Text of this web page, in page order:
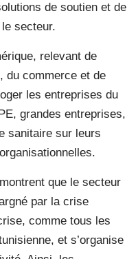
de soutien et de
secteur.
relevant de
du commerce et de
les entreprises du
grandes entreprises,
sanitaire sur leurs
que le secteur
par la crise
comme tous les
et s’organise